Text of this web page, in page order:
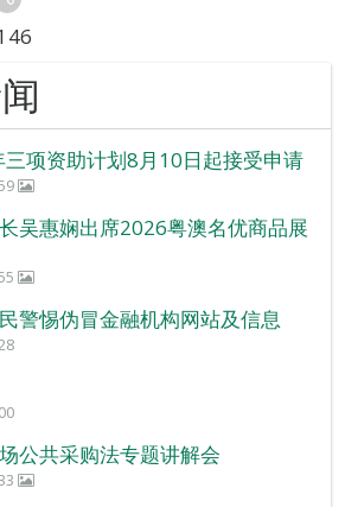
项资助计划8月10日起接受申请
吴惠娴出席2026粤澳名优商品展
警惕伪冒金融机构网站及信息
公共采购法专题讲解会